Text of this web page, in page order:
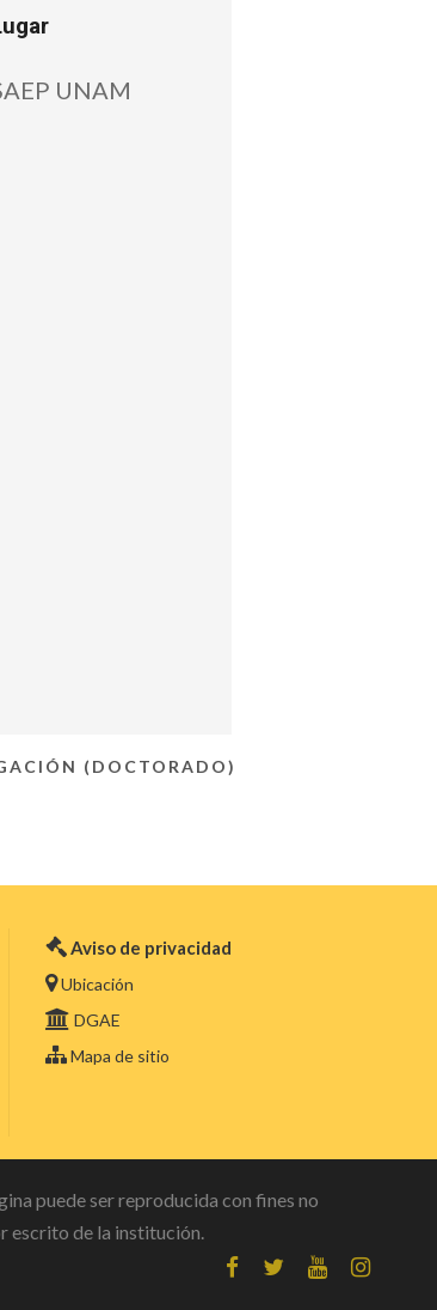
UNAM
(DOCTORADO)
Aviso de privacidad
Ubicación
DGAE
Mapa de sitio
puede ser reproducida con fines no
escrito de la institución.